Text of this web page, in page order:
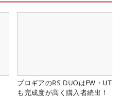
プロギアのRS DUOはFW・UT
も完成度が高く購入者続出！